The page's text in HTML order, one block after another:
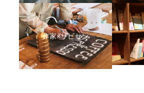
作家×リビセン